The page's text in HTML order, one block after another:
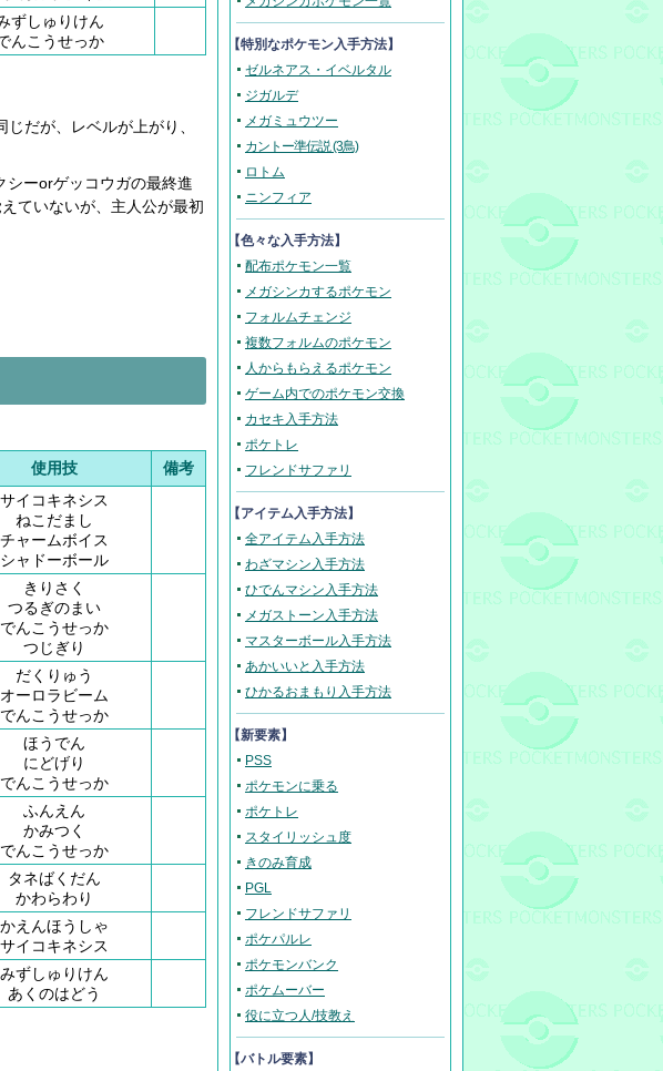
ずしゅりけん
んこうせっか
だが、レベルが上がり、
シーorゲッコウガの最終進
ていないが、主人公が最初
使用技 備考
サイコキネシス
ねこだまし
チャームボイス
シャドーボール
きりさく
つるぎのまい
でんこうせっか
つじぎり
だくりゅう
オーロラビーム
でんこうせっか
ほうでん
にどげり
でんこうせっか
ふんえん
かみつく
でんこうせっか
タネばくだん
かわらわり
かえんほうしゃ
サイコキネシス
みずしゅりけん
あくのはどう
【特別なポケモン入手方法】
ゼルネアス・イベルタル
ジガルデ
メガミュウツー
カントー準伝説 (3鳥)
ロトム
ニンフィア
【色々な入手方法】
配布ポケモン一覧
メガシンカするポケモン
フォルムチェンジ
複数フォルムのポケモン
人からもらえるポケモン
ゲーム内でのポケモン交換
カセキ入手方法
ポケトレ
フレンドサファリ
【アイテム入手方法】
全アイテム入手方法
わざマシン入手方法
ひでんマシン入手方法
メガストーン入手方法
マスターボール入手方法
あかいいと入手方法
ひかるおまもり入手方法
【新要素】
PSS
ポケモンに乗る
ポケトレ
スタイリッシュ度
きのみ育成
PGL
フレンドサファリ
ポケパルレ
ポケモンバンク
ポケムーバー
役に立つ人/技教え
【バトル要素】